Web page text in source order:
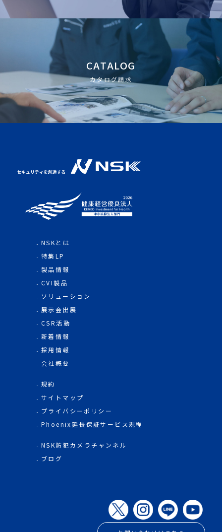
CATALOG
カタログ請求
NSKとは
特集LP
製品情報
CVI製品
ソリューション
展示会出展
CSR活動
新着情報
採用情報
会社概要
規約
サイトマップ
プライバシーポリシー
Phoenix延長保証サービス規程
NSK防犯カメラチャンネル
ブログ